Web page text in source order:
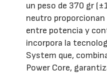
un peso de 370 gr
neutro
entre potencia y
incorpora la
System que,
Power Core,